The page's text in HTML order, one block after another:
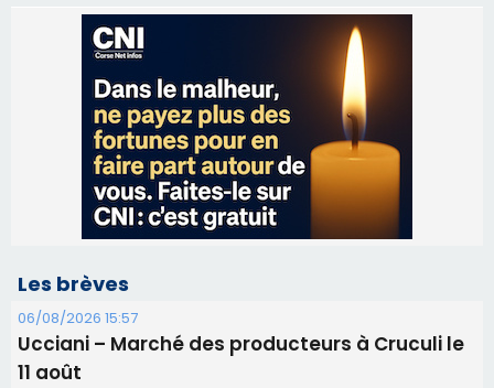
Les brèves
06/08/2026 15:57
Ucciani – Marché des producteurs à Cruculi le
11 août